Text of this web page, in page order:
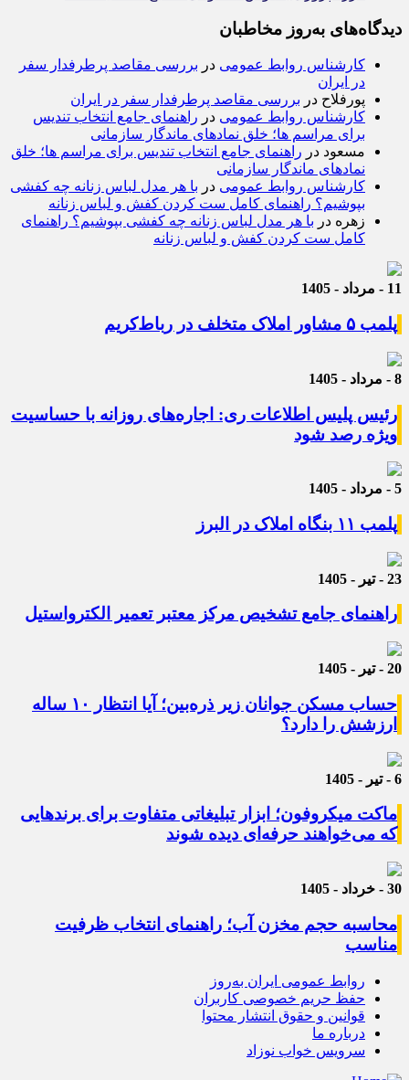
دیدگاه‌های به‌روز مخاطبان
کارشناس روابط عمومی در بررسی مقاصد پرطرفدار سفر
در ایران
پورفلاح در بررسی مقاصد پرطرفدار سفر در ایران
کارشناس روابط عمومی در راهنمای جامع انتخاب تندیس
برای مراسم ها؛ خلق نمادهای ماندگار سازمانی
مسعود در راهنمای جامع انتخاب تندیس برای مراسم ها؛ خلق
نمادهای ماندگار سازمانی
کارشناس روابط عمومی در با هر مدل لباس زنانه چه کفشی
بپوشیم؟ راهنمای کامل ست کردن کفش و لباس زنانه
زهره در با هر مدل لباس زنانه چه کفشی بپوشیم؟ راهنمای
کامل ست کردن کفش و لباس زنانه
11 - مرداد - 1405
پلمب ۵ مشاور املاک متخلف در رباط‌کریم
8 - مرداد - 1405
رئیس پلیس اطلاعات ری: اجاره‌های روزانه با حساسیت
ویژه رصد شود
5 - مرداد - 1405
پلمب ۱۱ بنگاه املاک در البرز
23 - تیر - 1405
راهنمای جامع تشخیص مرکز معتبر تعمیر الکترواستیل
20 - تیر - 1405
حساب مسکن جوانان زیر ذره‌بین؛ آیا انتظار ۱۰ ساله
ارزشش را دارد؟
6 - تیر - 1405
ماکت میکروفون؛ ابزار تبلیغاتی متفاوت برای برندهایی
که می‌خواهند حرفه‌ای دیده شوند
30 - خرداد - 1405
محاسبه حجم مخزن آب؛ راهنمای انتخاب ظرفیت
مناسب
روابط عمومی ایران به‌روز
حفظ حریم خصوصی کاربران
قوانین و حقوق انتشار محتوا
درباره ما
سرویس خواب نوزاد